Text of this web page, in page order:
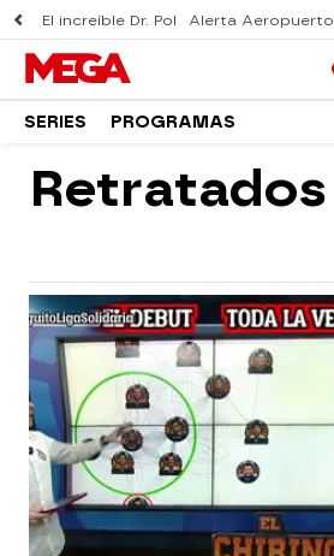
El increíble Dr. Pol Alerta Aeropuerto
SERIES PROGRAMAS
Retratados